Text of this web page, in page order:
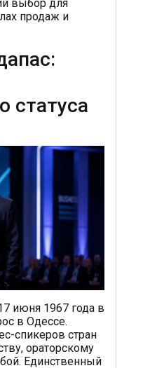
выбор для
продаж и
статуса
июня 1967 года в
в Одессе.
спикеров стран
ораторскому
Единственный